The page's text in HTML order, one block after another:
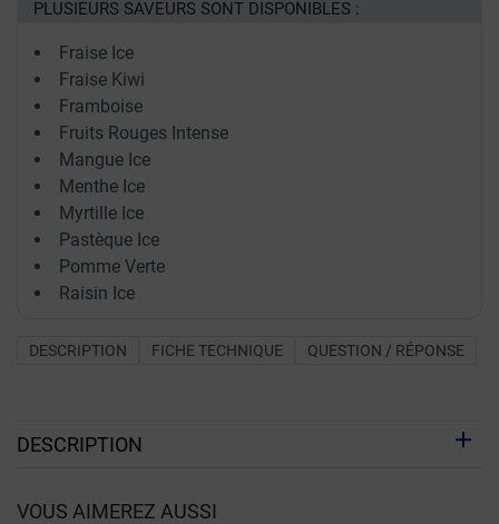
PLUSIEURS SAVEURS SONT DISPONIBLES :
Fraise Ice
Fraise Kiwi
Framboise
Fruits Rouges Intense
Mangue Ice
Menthe Ice
Myrtille Ice
Pastèque Ice
Pomme Verte
Raisin Ice
DESCRIPTION FICHE TECHNIQUE QUESTION / RÉPONSE
DESCRIPTION
VOUS AIMEREZ AUSSI